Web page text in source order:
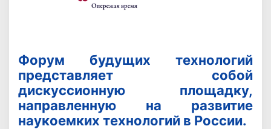
Форум будущих технологий
представляет собой
дискуссионную площадку,
направленную на развитие
наукоемких технологий в России.